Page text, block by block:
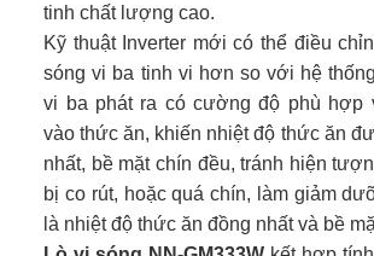
tinh chất lượng cao.
Kỹ thuật Inverter mới có thể điều
sóng vi ba tinh vi hơn so với hệ
vi ba phát ra có cường độ phù hợp
vào thức ăn, khiến nhiệt độ thức ăn
nhất, bề mặt chín đều, tránh hiện
bị co rút, hoặc quá chín, làm giảm
là nhiệt độ thức ăn đồng nhất và bề